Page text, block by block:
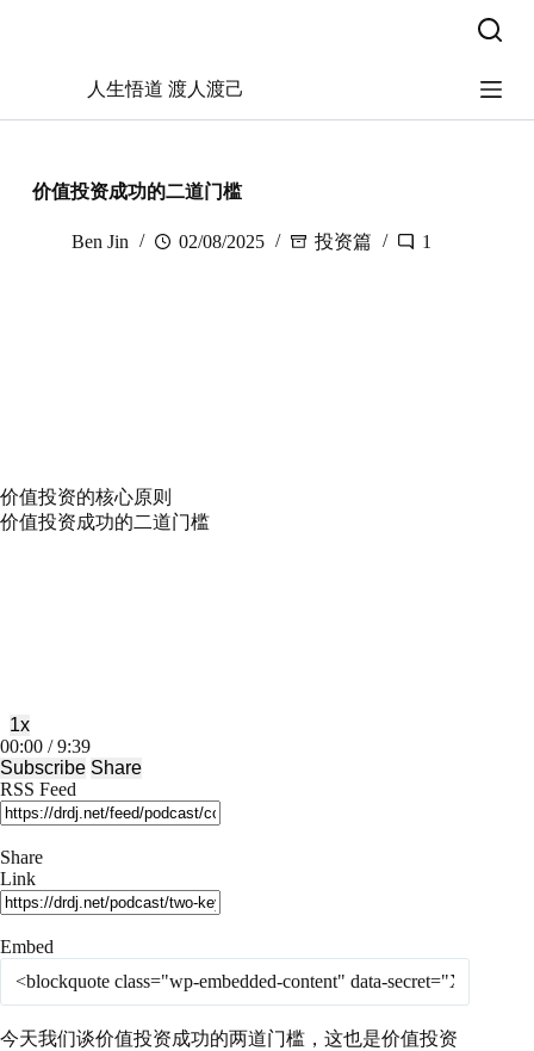
人生悟道 渡人渡己
价值投资成功的二道门槛
Ben Jin 02/08/2025 投资篇 1
价值投资的核心原则
价值投资成功的二道门槛
Mute/Unmute
Episode
Rewind
10
Seconds
1x
Fast
Forward
30
seconds
00:00 / 9:39
Subscribe Share
RSS Feed
Share
Link
Embed
今天我们谈价值投资成功的两道门槛，这也是价值投资